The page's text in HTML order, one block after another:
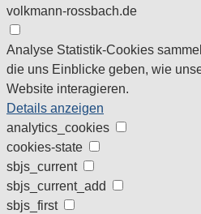
volkmann-rossbach.de
Analyse Statistik-Cookies
die uns Einblicke geben, wie
Website interagieren.
Details anzeigen
analytics_cookies
cookies-state
sbjs_current
sbjs_current_add
sbjs_first